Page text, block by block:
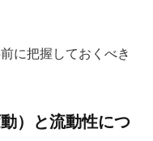
に把握しておくべき
）と流動性につ